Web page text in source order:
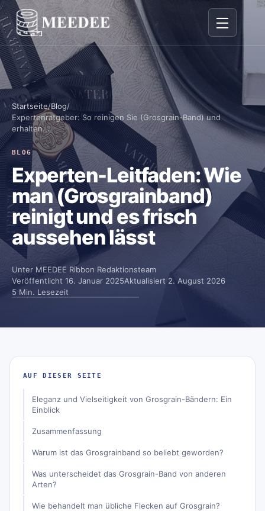
Navigation
Startseite/Blog/
Expertenratgeber: So reinigen Sie (Grosgrain-Band) und
erhalten...
BLOG
Experten-Leitfaden: Wie
man (Grosgrainband)
reinigt und es frisch
aussehen lässt
Unter MEEDEE Ribbon Redaktionsteam
Veröffentlicht 16. Januar 2025Aktualisiert 2. August 2026
5 Min. Lesezeit
AUF DIESER SEITE
Eleganz und Vielseitigkeit von Grosgrain-Bändern: Ein
Einblick
Zusammenfassung
Warum ist das Grosgrainband so beliebt geworden?
Was unterscheidet das Grosgrain-Band von anderen
Arten?
Wie behandelt man übliche Flecken auf Grosgrain?